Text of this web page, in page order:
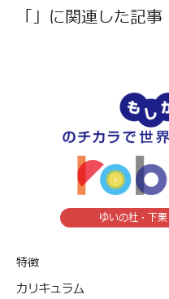
「」に関連した記事
ゆいの杜・下
特徴
カリキュラム